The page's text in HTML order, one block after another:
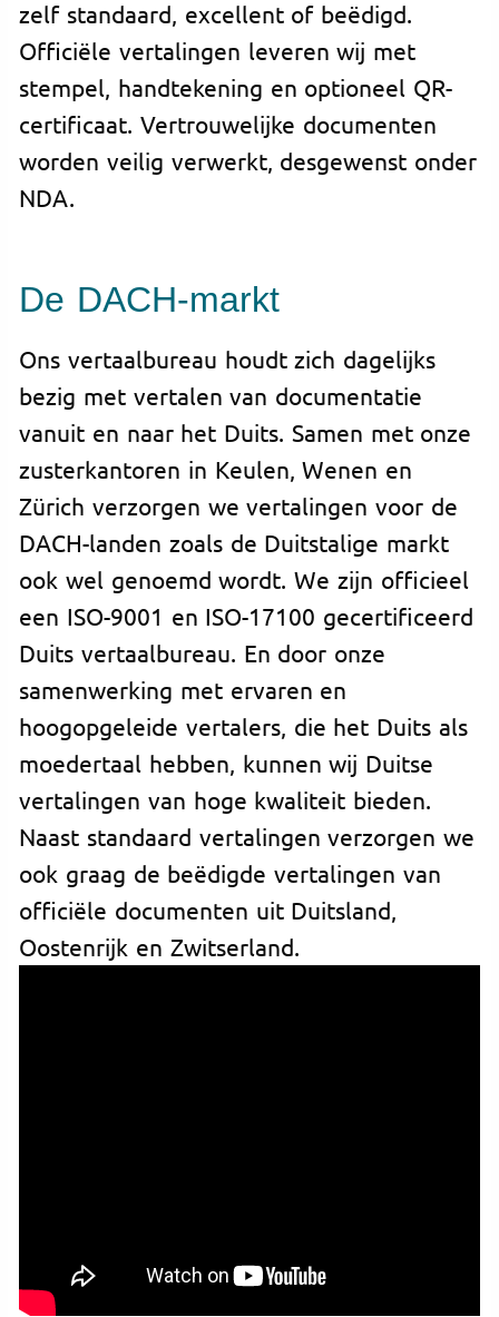
zelf standaard, excellent of beëdigd.
Officiële vertalingen leveren wij met
stempel, handtekening en optioneel QR-
certificaat. Vertrouwelijke documenten
worden veilig verwerkt, desgewenst onder
NDA.
De DACH-markt
Ons vertaalbureau houdt zich dagelijks
bezig met vertalen van documentatie
vanuit en naar het Duits. Samen met onze
zusterkantoren in Keulen, Wenen en
Zürich verzorgen we vertalingen voor de
DACH-landen zoals de Duitstalige markt
ook wel genoemd wordt. We zijn officieel
een ISO-9001 en ISO-17100 gecertificeerd
Duits vertaalbureau. En door onze
samenwerking met ervaren en
hoogopgeleide vertalers, die het Duits als
moedertaal hebben, kunnen wij Duitse
vertalingen van hoge kwaliteit bieden.
Naast standaard vertalingen verzorgen we
ook graag de beëdigde vertalingen van
officiële documenten uit Duitsland,
Oostenrijk en Zwitserland.